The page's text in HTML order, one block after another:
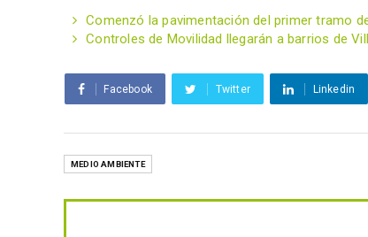
Comenzó la pavimentación del primer tramo
Controles de Movilidad llegarán a barrios de
Facebook Twitter Linkedin
MEDIO AMBIENTE